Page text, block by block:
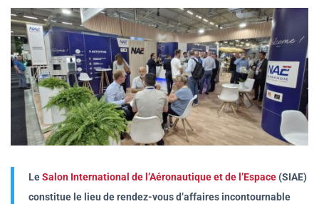
LeSalon International de l’Aéronautique et de l’Espace (SIAE)
constitue le lieu de rendez-vous d’affaires incontournable